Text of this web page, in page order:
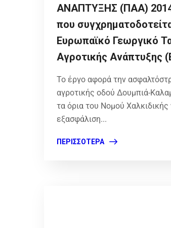
ΑΝΑΠΤΥΞΗΣ (ΠΑΑ)
που
Ευρωπαϊκό Γεωργικό
Αγροτικής Ανάπτυξης
Το έργο αφορά την
αγροτικής οδού Δουμπιά-
τα όρια του Νομού Χαλκιδικής
εξασφάλιση...
ΠΕΡΙΣΣΌΤΕΡΑ